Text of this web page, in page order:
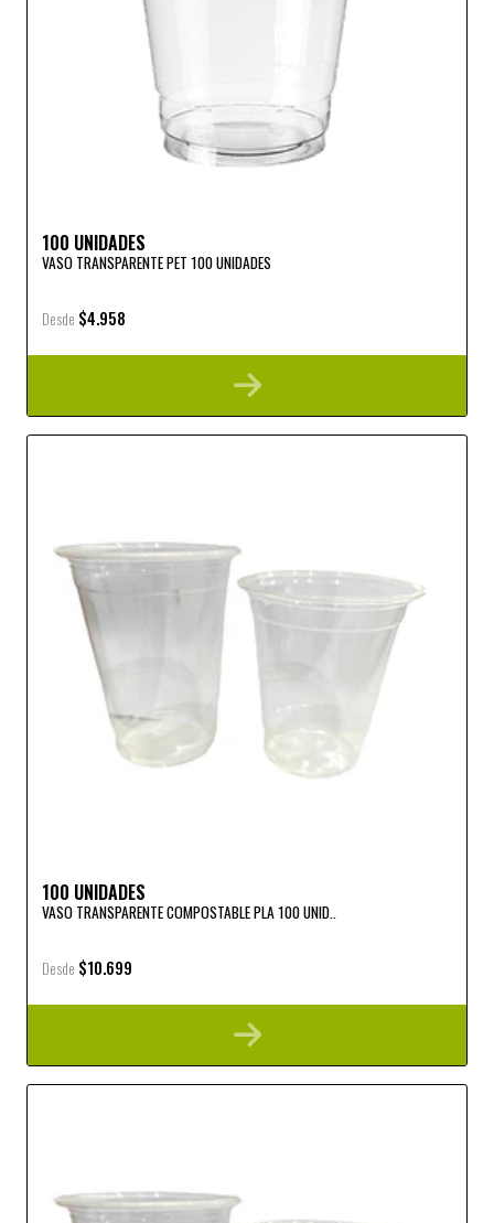
100 UNIDADES
VASO TRANSPARENTE PET 100 UNIDADES
Desde $4.958
100 UNIDADES
VASO TRANSPARENTE COMPOSTABLE PLA 100 UNID..
Desde $10.699